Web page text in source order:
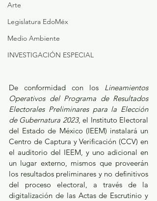
Arte
Legislatura EdoMéx
Medio Ambiente
INVESTIGACIÓN ESPECIAL
De conformidad con los Lineamientos
Operativos del Programa de Resultados
Electorales Preliminares para la Elección
de Gubernatura 2023, el Instituto Electoral
del Estado de México (IEEM) instalará un
Centro de Captura y Verificación (CCV) en
el auditorio del IEEM, y uno adicional en
un lugar externo, mismos que proveerán
los resultados preliminares y no definitivos
del proceso electoral, a través de la
digitalización de las Actas de Escrutinio y